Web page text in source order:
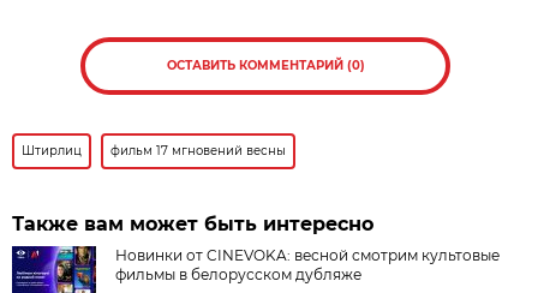
ОСТАВИТЬ КОММЕНТАРИЙ (0)
Штирлиц фильм 17 мгновений весны
Также вам может быть интересно
Новинки от CINEVOKA: весной смотрим культовые
фильмы в белорусском дубляже